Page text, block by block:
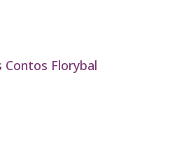
Contos Florybal